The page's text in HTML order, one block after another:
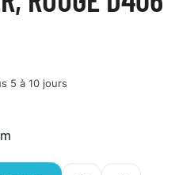
5 à 10 jours